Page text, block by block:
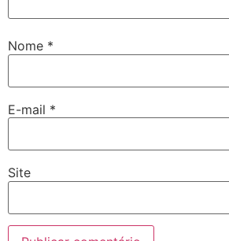
Nome *
E-mail *
Site